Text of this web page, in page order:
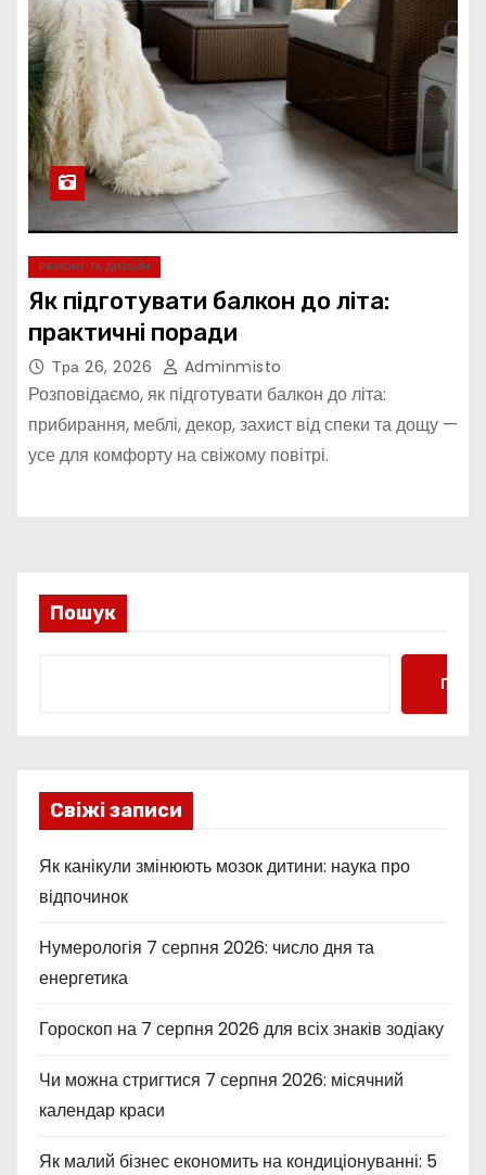
РЕМОНТ ТА ДИЗАЙН
Як підготувати балкон до літа:
практичні поради
Тра 26, 2026 Adminmisto
Розповідаємо, як підготувати балкон до літа:
прибирання, меблі, декор, захист від спеки та дощу —
усе для комфорту на свіжому повітрі.
Пошук
Свіжі записи
Як канікули змінюють мозок дитини: наука про
відпочинок
Нумерологія 7 серпня 2026: число дня та
енергетика
Гороскоп на 7 серпня 2026 для всіх знаків зодіаку
Чи можна стригтися 7 серпня 2026: місячний
календар краси
Як малий бізнес економить на кондиціонуванні: 5